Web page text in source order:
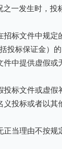
之一发生时，投
标文件中规定
投标保证金）的
中提供虚假或
标文件或虚假
投标或者以其
当理由不按规